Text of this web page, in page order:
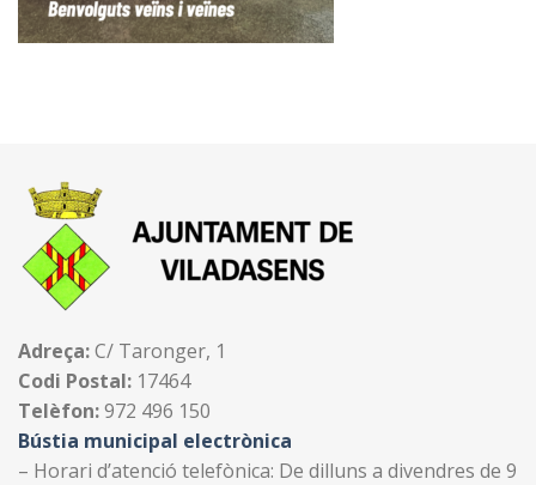
Adreça:C/ Taronger, 1
Codi Postal: 17464
Telèfon:972 496 150
Bústia municipal electrònica
– Horari d’atenció telefònica: De dilluns a divendres de 9